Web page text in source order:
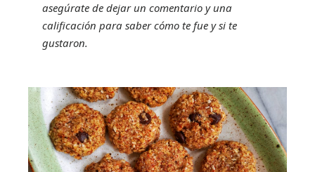
asegúrate de dejar un comentario y una
calificación para saber cómo te fue y si te
gustaron.